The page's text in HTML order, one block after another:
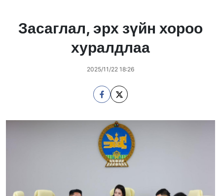
Засаглал, эрх зүйн хороо
хуралдлаа
2025/11/22 18:26